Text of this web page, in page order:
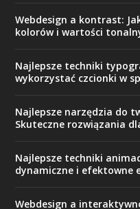
Webdesign a kontrast:
kolorów i wartości
Najlepsze techniki
wykorzystać czcionki w
Najlepsze narzędzia do
Skuteczne rozwiązania
Najlepsze techniki
dynamiczne i efektowne
Webdesign a